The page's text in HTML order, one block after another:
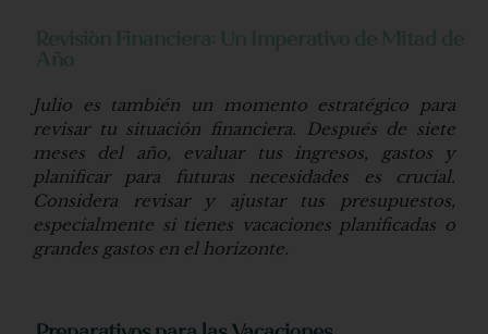
Julio es también un momento estratégico para
revisar tu situación financiera. Después de siete
meses del año, evaluar tus ingresos, gastos y
planificar para futuras necesidades es crucial.
Considera revisar y ajustar tus presupuestos,
especialmente si tienes vacaciones planificadas o
grandes gastos en el horizonte.